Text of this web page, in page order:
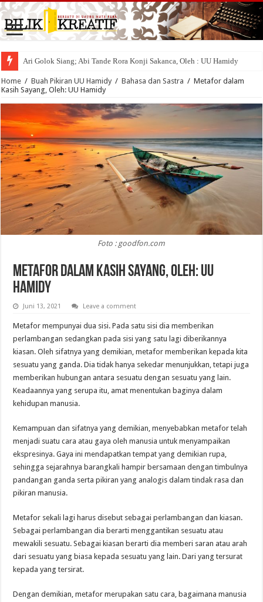
Ari Golok Siang; Abi Tande Rora Konji Sakanca, Oleh : UU Hamidy
Home / Buah Pikiran UU Hamidy / Bahasa dan Sastra / Metafor dalam
Kasih Sayang, Oleh: UU Hamidy
Foto : goodfon.com
Metafor dalam Kasih Sayang, Oleh: UU
Hamidy
Juni 13, 2021 Leave a comment
Metafor mempunyai dua sisi. Pada satu sisi dia memberikan
perlambangan sedangkan pada sisi yang satu lagi diberikannya
kiasan. Oleh sifatnya yang demikian, metafor memberikan kepada kita
sesuatu yang ganda. Dia tidak hanya sekedar menunjukkan, tetapi juga
memberikan hubungan antara sesuatu dengan sesuatu yang lain.
Keadaannya yang serupa itu, amat menentukan baginya dalam
kehidupan manusia.
Kemampuan dan sifatnya yang demikian, menyebabkan metafor telah
menjadi suatu cara atau gaya oleh manusia untuk menyampaikan
ekspresinya. Gaya ini mendapatkan tempat yang demikian rupa,
sehingga sejarahnya barangkali hampir bersamaan dengan timbulnya
pandangan ganda serta pikiran yang analogis dalam tindak rasa dan
pikiran manusia.
Metafor sekali lagi harus disebut sebagai perlambangan dan kiasan.
Sebagai perlambangan dia berarti menggantikan sesuatu atau
mewakili sesuatu. Sebagai kiasan berarti dia memberi saran atau arah
dari sesuatu yang biasa kepada sesuatu yang lain. Dari yang tersurat
kepada yang tersirat.
Dengan demikian, metafor merupakan satu cara, bagaimana manusia